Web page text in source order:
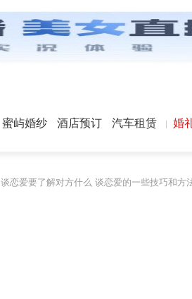
蜜屿婚纱 酒店预订 汽车租赁 婚
谈恋爱要了解对方什么 谈恋爱的一些技巧和方